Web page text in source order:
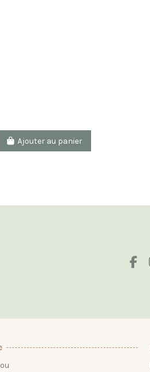
Ajouter au panier